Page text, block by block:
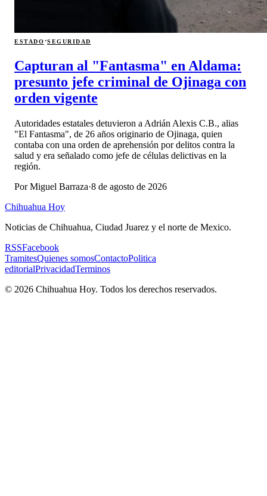
ESTADO·SEGURIDAD
Capturan al "Fantasma" en Aldama:
presunto jefe criminal de Ojinaga con
orden vigente
Autoridades estatales detuvieron a Adrián Alexis C.B., alias
"El Fantasma", de 26 años originario de Ojinaga, quien
contaba con una orden de aprehensión por delitos contra la
salud y era señalado como jefe de células delictivas en la
región.
PorMiguel Barraza·8 de agosto de 2026
Chihuahua Hoy
Noticias de Chihuahua, Ciudad Juarez y el norte de Mexico.
RSSFacebook
TramitesQuienes somosContactoPolitica
editorialPrivacidadTerminos
© 2026 Chihuahua Hoy. Todos los derechos reservados.